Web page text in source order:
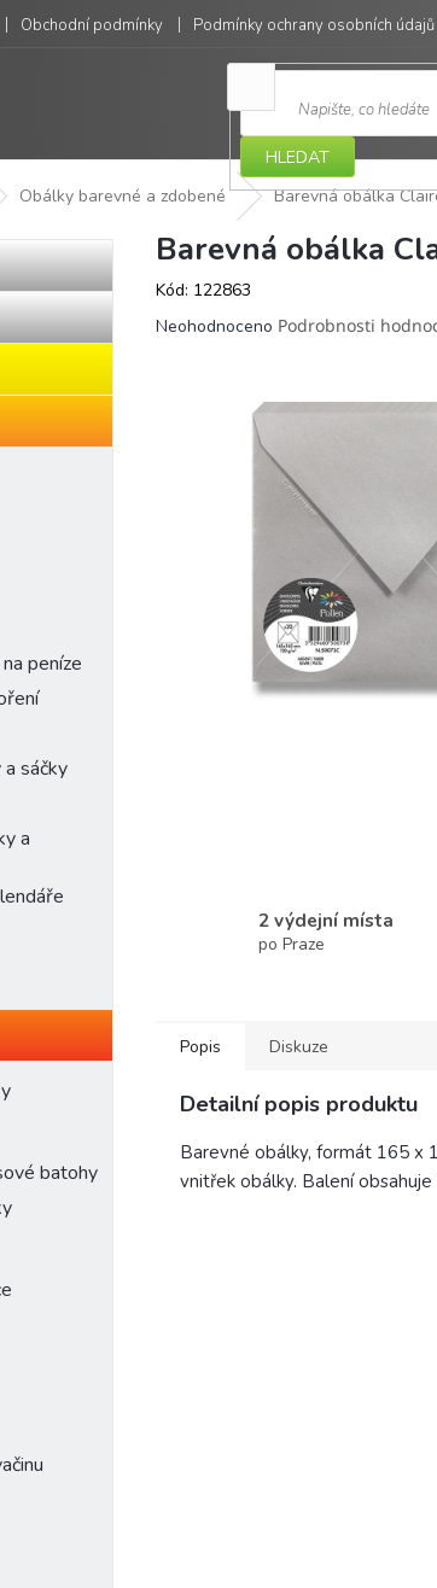
Obchodní podmínky Podmínky ochrany osobních údajů
HLEDAT
Obálky barevné a zdobené Barevná obálka
peníze
sáčky
a
batohy
Barevná obálka
Kód: 122863
Průměrné
Neohodnoceno Podrobnosti
2 výdejní místa
po Praze
Popis Diskuze
Detailní popis produktu
Barevné obálky, formát 165 x
vnitřek obálky. Balení